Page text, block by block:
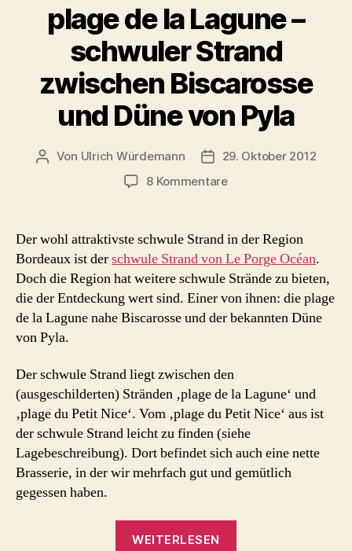
puis
et
plage de la Lagune –
schwuler Strand
zwischen Biscarosse
und Düne von Pyla
Beitragsautor
Von Ulrich Würdemann Beitragsdatum
29. Oktober 2012
8 Kommentarezu
la
–
schwuler
Strand
zwischen
Düne
von
Der wohl attraktivste schwule Strand in der Region
Bordeaux ist derschwule Strand von Le Porge Océan.
Doch die Region hat weitere schwule Strände zu bieten,
die der Entdeckung wert sind. Einer von ihnen: die plage
de la Lagune nahe Biscarosse und der bekannten Düne
von Pyla.
Der schwule Strand liegt zwischen den
(ausgeschilderten) Stränden ‚plage de la Lagune‘ und
‚plage du Petit Nice‘. Vom ‚plage du Petit Nice‘ aus ist
der schwule Strand leicht zu finden (siehe
Lagebeschreibung). Dort befindet sich auch eine nette
Brasserie, in der wir mehrfach gut und gemütlich
gegessen haben.
WEITERLESEN